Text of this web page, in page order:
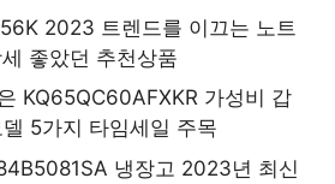
2023 트렌드를 이끄는 노트
좋았던 추천상품
KQ65QC60AFXKR 가성비 갑
5가지 타임세일 주목
냉장고 2023년 최신